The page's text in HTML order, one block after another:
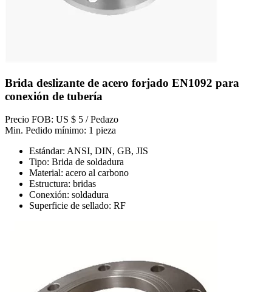
Brida deslizante de acero forjado EN1092 para
conexión de tubería
Precio FOB: US $ 5 / Pedazo
Min. Pedido mínimo: 1 pieza
Estándar: ANSI, DIN, GB, JIS
Tipo: Brida de soldadura
Material: acero al carbono
Estructura: bridas
Conexión: soldadura
Superficie de sellado: RF